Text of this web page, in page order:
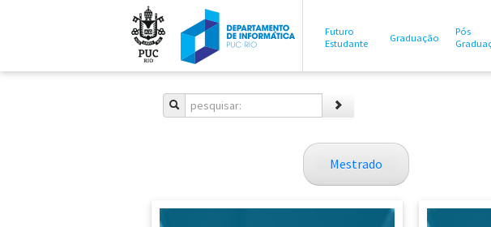
Futuro
Estudante
Graduação
Pós
Mestrado